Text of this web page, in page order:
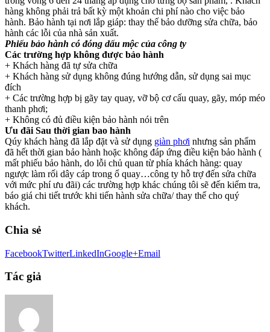
hàng không phải trả bất kỳ một khoản chi phí nào cho việc bảo
hành. Bảo hành tại nơi lắp giáp: thay thế bảo dưỡng sửa chữa, bảo
hành các lỗi của nhà sản xuất.
Phiếu bảo hành có đóng dấu mộc của công ty
Các trường hợp không được bảo hành
+ Khách hàng đã tự sửa chữa
+ Khách hàng sử dụng không đúng hướng dẫn, sử dụng sai mục
đích
+ Các trường hợp bị gãy tay quay, vỡ bộ cơ cấu quay, gãy, móp méo
thanh phơi;
+ Không có đủ điều kiện bảo hành nói trên
Ưu đãi Sau thời gian bao hành
Qúy khách hàng đã lắp đặt và sử dụng giàn phơi nhưng sản phẩm
đã hết thời gian bảo hành hoặc không đáp ứng điều kiện bảo hành (
mất phiếu bảo hành, do lỗi chủ quan từ phía khách hàng: quay
ngược làm rối dây cáp trong ổ quay…công ty hỗ trợ đến sửa chữa
với mức phí ưu đãi) các trường hợp khác chúng tôi sẽ đến kiểm tra,
báo giá chi tiết trước khi tiến hành sửa chữa/ thay thế cho quý
khách.
Chia sẻ
FacebookTwitterLinkedInGoogle+Email
Tác giả